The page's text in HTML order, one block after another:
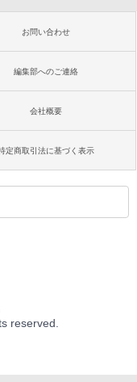
お問い合わせ
編集部へのご連絡
会社概要
定商取引法に基づく表示
reserved.